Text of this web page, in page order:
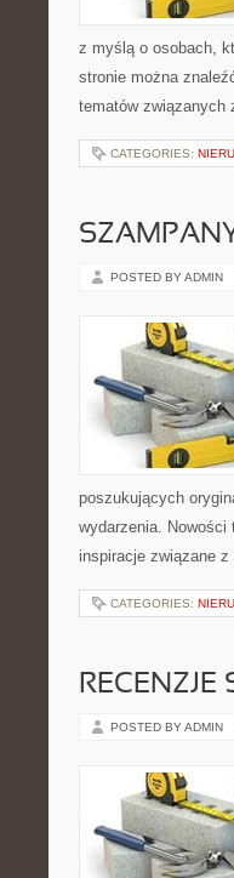
z myślą o osobach,
stronie można
tematów
CATEGORIES:
POSTED BY ADMIN
poszukujących
wydarzenia.
inspiracje związane
CATEGORIES:
POSTED BY ADMIN